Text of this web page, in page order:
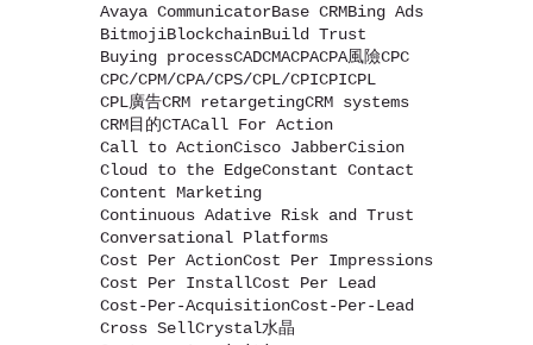
Avaya CommunicatorBase CRMBing Ads
BitmojiBlockchainBuild Trust
Buying processCADCMACPACPA風險CPC
CPC/CPM/CPA/CPS/CPL/CPICPICPL
CPL廣告CRM retargetingCRM systems
CRM目的CTACall For Action
Call to ActionCisco JabberCision
Cloud to the EdgeConstant Contact
Content Marketing
Continuous Adative Risk and Trust
Conversational Platforms
Cost Per ActionCost Per Impressions
Cost Per InstallCost Per Lead
Cost-Per-AcquisitionCost-Per-Lead
Cross SellCrystal水晶